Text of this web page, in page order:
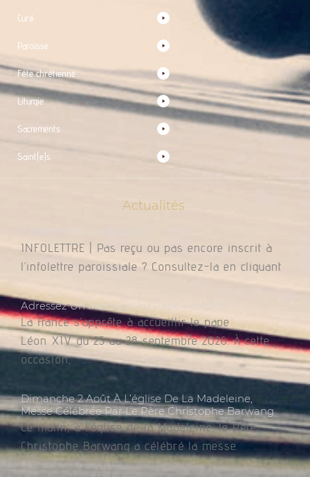
Curé
Paroisse
Fête chrétienne
Liturgie
Sacrements
Saint(e)s
Actualités
INFOLETTRE | Pas reçu ou pas encore inscrit à
l’infolettre paroissiale ? Consultez-la en cliquant
Adressez Un Message Au Pape Léon XIV
La France s’apprête à accueillir le pape
Léon XIV du 25 au 28 septembre 2026. À cette
occasion,
Dimanche 2 Août À L’église De La Madeleine,
Messe Célébrée Par Le Père Christophe Barwang
Ce matin, à l’église de la Madeleine, le Père
Christophe Barwang a célébré la messe.